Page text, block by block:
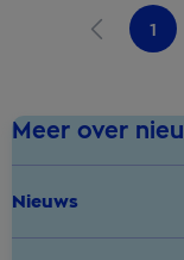
1
Meer over
Nieuws